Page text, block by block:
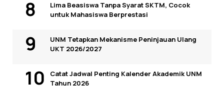
Lima Beasiswa Tanpa Syarat SKTM, Cocok
untuk Mahasiswa Berprestasi
UNM Tetapkan Mekanisme Peninjauan Ulang
UKT 2026/2027
Catat Jadwal Penting Kalender Akademik UNM
Tahun 2026